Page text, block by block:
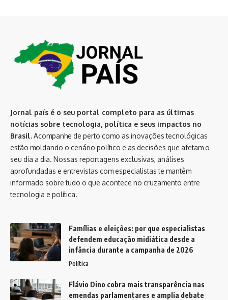
Jornal país é o seu portal completo para as últimas
notícias sobre tecnologia, política e seus impactos no
Brasil.Acompanhe de perto como as inovações tecnológicas
estão moldando o cenário político e as decisões que afetam o
seu dia a dia. Nossas reportagens exclusivas, análises
aprofundadas e entrevistas com especialistas te mantêm
informado sobre tudo o que acontece no cruzamento entre
tecnologia e política.
Famílias e eleições: por que especialistas
defendem educação midiática desde a
infância durante a campanha de 2026
Política
Flávio Dino cobra mais transparência nas
emendas parlamentares e amplia debate